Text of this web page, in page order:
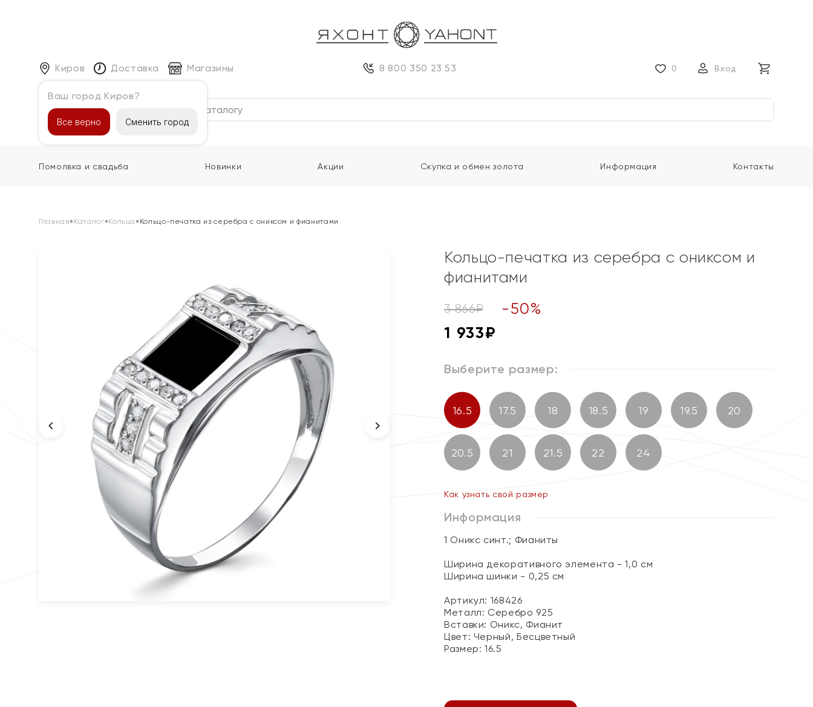
Киров
Ваш город Киров?
Все верно Сменить город
Доставка Магазины 8 800 350 23 53 0 Вход
Каталог
Помолвка и свадьба Новинки Акции Скупка и обмен золота Информация Контакты
Главная» Каталог»Кольца » Кольцо-печатка из серебра с ониксом и фианитами
Кольцо-печатка из серебра с ониксом и
фианитами
3 866₽ -50%
1 933₽
Выберите размер:
16.5 17.5 18 18.5 19 19.5 20
20.5 21 21.5 22 24
Как узнать свой размер
Информация
1 Оникс синт.; Фианиты
Ширина декоративного элемента - 1,0 см
Ширина шинки - 0,25 см
Артикул: 168426
Металл: Серебро 925
Вставки: Оникс, Фианит
Цвет: Черный, Бесцветный
Размер:16.5